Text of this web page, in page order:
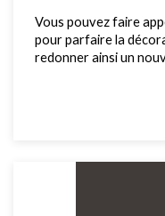
Vous pouvez faire
pour parfaire la
redonner ainsi un